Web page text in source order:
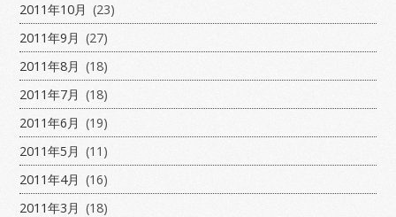
2011年10月 (23)
2011年9月 (27)
2011年8月 (18)
2011年7月 (18)
2011年6月 (19)
2011年5月 (11)
2011年4月 (16)
2011年3月 (18)